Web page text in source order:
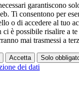
garantiscono
Ti consentono per
o di accedere al tuo
è possibile risalire a
mai trasmessi a
Accetta Solo
dei dati